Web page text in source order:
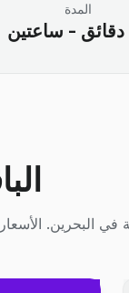
المدة
في البحرين.